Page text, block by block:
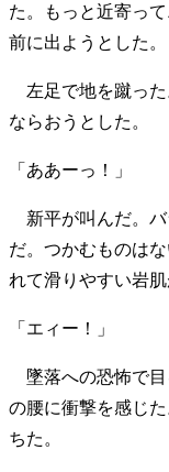
た。もっと近寄っ
前に出ようとした。
左足で地を蹴った
ならおうとした。
「ああーっ！」
新平が叫んだ。バ
だ。つかむものは
れて滑りやすい岩
「エィー！」
墜落への恐怖で目
の腰に衝撃を感じ
ちた。